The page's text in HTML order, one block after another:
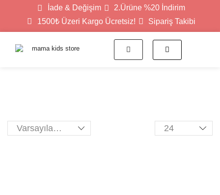
İade & Değişim
2.Ürüne %20 İndirim
1500₺ Üzeri Kargo Ücretsiz!
Sipariş Takibi